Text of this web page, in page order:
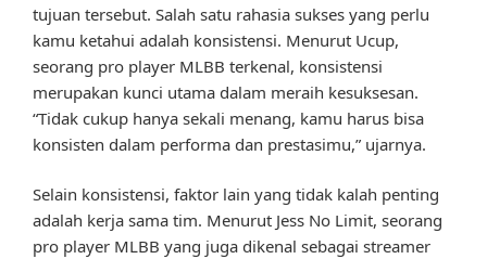
tujuan tersebut. Salah satu rahasia sukses yang perlu
kamu ketahui adalah konsistensi. Menurut Ucup,
seorang pro player MLBB terkenal, konsistensi
merupakan kunci utama dalam meraih kesuksesan.
“Tidak cukup hanya sekali menang, kamu harus bisa
konsisten dalam performa dan prestasimu,” ujarnya.
Selain konsistensi, faktor lain yang tidak kalah penting
adalah kerja sama tim. Menurut Jess No Limit, seorang
pro player MLBB yang juga dikenal sebagai streamer